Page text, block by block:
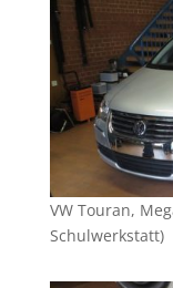
VW Touran,
Schulwerkstatt)